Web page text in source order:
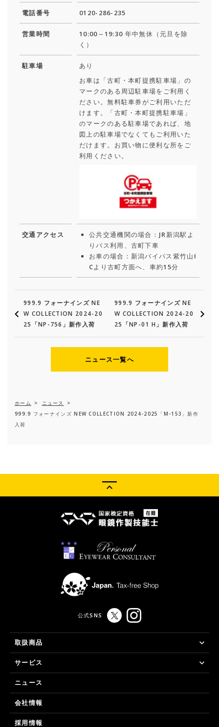
電話番号 0120-286-235
営業時間
10:00～19:30 年中無休（元旦を除
く）
駐車場
あり
お車は「古町・本町提携駐車場」の
マークのある周辺駐車場をご利用く
ださい。無料駐車券がご利用いただ
けます。「古町・本町提携駐車場」
のマークのある駐車場であれば、地
図上の駐車場でなくてもご利用いた
だけます。お買い物に便利な所をご
利用ください。
交通アクセス
公共交通機関の場合：JR新潟駅よ
りバス利用、古町下車
お車の場合：新潟バイパス紫竹山I
Cより古町方面へ、車約15分
999.9 フォーナインズ NE
W COLLECTION 2024-20
25「NP-756」新作入荷
999.9 フォーナインズ NE
W COLLECTION 2024-20
25「NP-01 H」新作入荷
ニュース一覧へ
ホーム > ニュース
>
999.9 フォーナインズ NEW COLLECTION 2024-2025「M-153」新作
入荷
公式SNS
取扱商品
サービス
ニュース
会社情報
採用情報